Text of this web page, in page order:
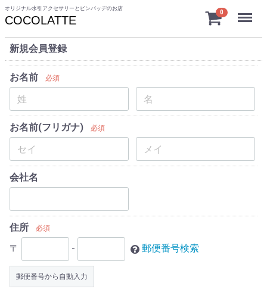
オリジナル水引アクセサリーとピンバッヂのお店
COCOLATTE
0 Menu
新規会員登録
お名前 必須
お名前(フリガナ) 必須
会社名
住所 必須
〒 - 郵便番号検索
郵便番号から自動入力